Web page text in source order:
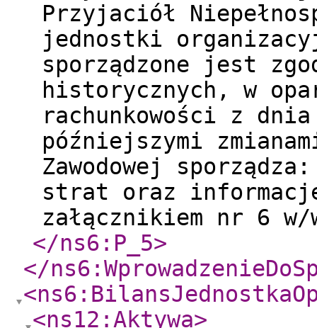
Przyjaciół
jednostki
sporządzone jest
historycznych, w
rachunkowości z
późniejszymi
Zawodowej
strat oraz
załącznikiem nr 6
</ns6:P_5>
</
<ns12:Aktywa>